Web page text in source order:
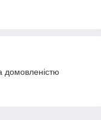
домовленістю